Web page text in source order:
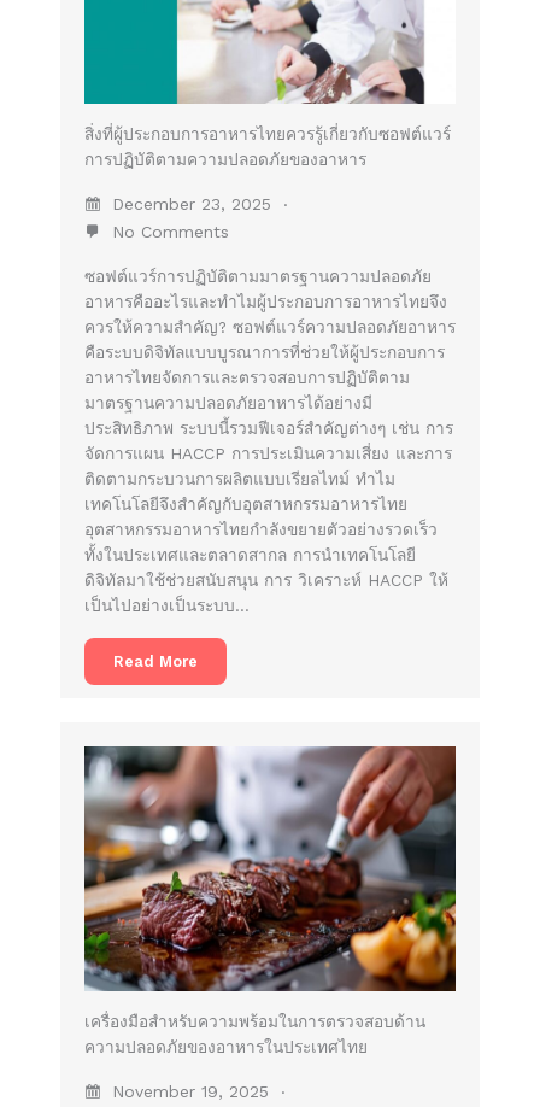
สิ่งที่ผู้ประกอบการอาหารไทยควรรู้เกี่ยวกับซอฟต์แวร์
การปฏิบัติตามความปลอดภัยของอาหาร
December 23, 2025
No Comments
ซอฟต์แวร์การปฏิบัติตามมาตรฐานความปลอดภัย
อาหารคืออะไรและทำไมผู้ประกอบการอาหารไทยจึง
ควรให้ความสำคัญ? ซอฟต์แวร์ความปลอดภัยอาหาร
คือระบบดิจิทัลแบบบูรณาการที่ช่วยให้ผู้ประกอบการ
อาหารไทยจัดการและตรวจสอบการปฏิบัติตาม
มาตรฐานความปลอดภัยอาหารได้อย่างมี
ประสิทธิภาพ ระบบนี้รวมฟีเจอร์สำคัญต่างๆ เช่น การ
จัดการแผน HACCP การประเมินความเสี่ยง และการ
ติดตามกระบวนการผลิตแบบเรียลไทม์ ทำไม
เทคโนโลยีจึงสำคัญกับอุตสาหกรรมอาหารไทย
อุตสาหกรรมอาหารไทยกำลังขยายตัวอย่างรวดเร็ว
ทั้งในประเทศและตลาดสากล การนำเทคโนโลยี
ดิจิทัลมาใช้ช่วยสนับสนุน การ วิเคราะห์ HACCP ให้
เป็นไปอย่างเป็นระบบ…
Read More
เครื่องมือสำหรับความพร้อมในการตรวจสอบด้าน
ความปลอดภัยของอาหารในประเทศไทย
November 19, 2025